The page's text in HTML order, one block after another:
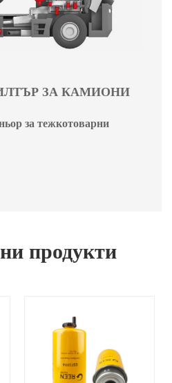
ЗА КАМИОНИ
за тежкотоварни
продукти